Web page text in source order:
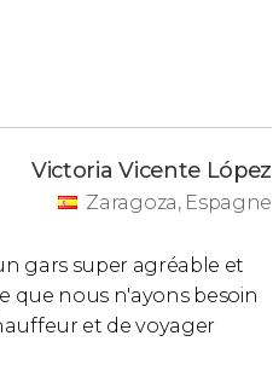
Victoria Vicente López
Zaragoza, Espagne
gars super agréable et
que nous n'ayons besoin
et de voyager